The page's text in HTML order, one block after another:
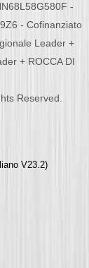
-
- Cofinanziato
Leader +
+ ROCCA DI
Reserved.
V23.2)